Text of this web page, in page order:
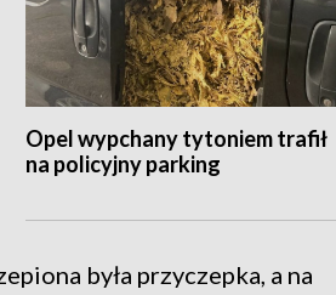
Opel wypchany tytoniem trafił
na policyjny parking
była przyczepka, a na